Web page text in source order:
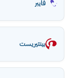
فايبر
بينتيريست